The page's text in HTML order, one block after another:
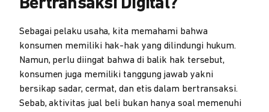
Bertransaksi Digital?
Sebagai pelaku usaha, kita memahami bahwa
konsumen memiliki hak-hak yang dilindungi hukum.
Namun, perlu diingat bahwa di balik hak tersebut,
konsumen juga memiliki tanggung jawab yakni
bersikap sadar, cermat, dan etis dalam bertransaksi.
Sebab, aktivitas jual beli bukan hanya soal memenuhi